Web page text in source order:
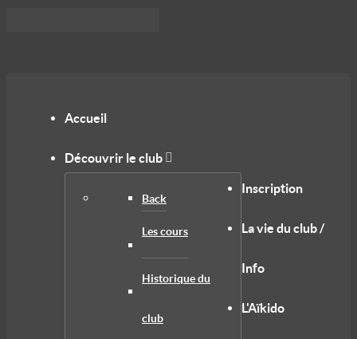
Accueil
Découvrir le club
Back
Les cours
Historique du
club
Inscription
La vie du club /
Info
L'Aïkido